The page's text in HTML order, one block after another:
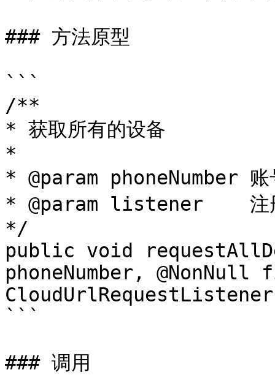
### 方法原型
```
/**
* 获取所有的设备
*
* @param phoneNumber 账
* @param listener    注
*/
public void
phoneNumber,
```
### 调用